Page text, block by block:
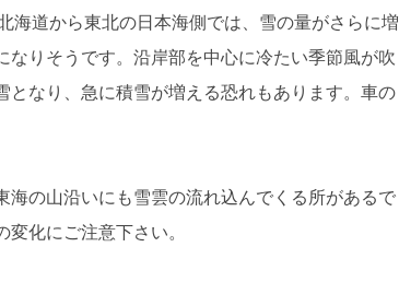
海道から東北の日本海側では、雪の量がさらに増
なりそうです。沿岸部を中心に冷たい季節風が吹
となり、急に積雪が増える恐れもあります。車の
海の山沿いにも雪雲の流れ込んでくる所があるで
化にご注意下さい。